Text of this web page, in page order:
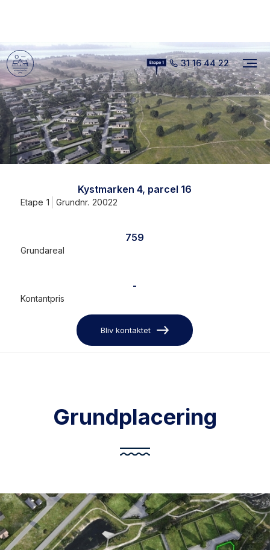
31 16 44 22
Kystmarken 4, parcel 16
Etape 1 Grundnr. 20022
759
Grundareal
-
Kontantpris
Bliv kontaktet
Grundplacering